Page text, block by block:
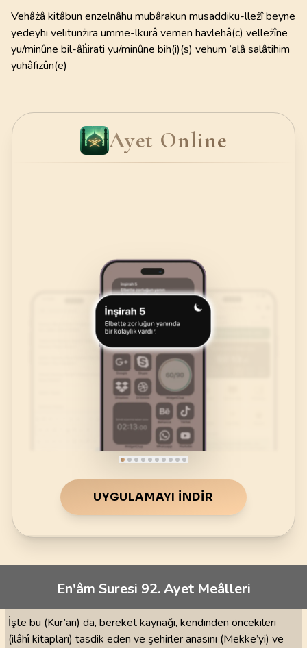
Vehâżâ kitâbun enzelnâhu mubârakun musaddiku-lleżî beyne
yedeyhi velitunżira umme-lkurâ vemen havlehâ(c) velleżîne
yu/minûne bil-âḣirati yu/minûne bih(i)(s) vehum ‘alâ salâtihim
yuhâfizûn(e)
Ayet Online
UYGULAMAYI İNDIR
En'âm Suresi 92. Ayet Meâlleri
İşte bu (Kur’an) da, bereket kaynağı, kendinden öncekileri
(ilâhî kitapları) tasdik eden ve şehirler anasını (Mekke’yi) ve